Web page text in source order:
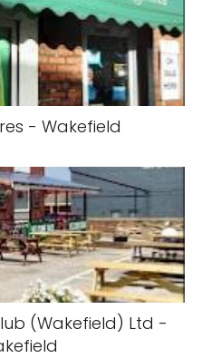
- Wakefield
(Wakefield) Ltd -